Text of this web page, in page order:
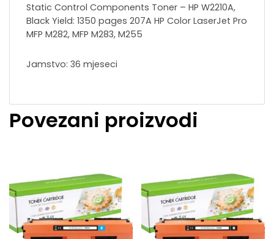
Static Control Components Toner – HP W2210A,
Black Yield: 1350 pages 207A HP Color LaserJet Pro
MFP M282, MFP M283, M255
Jamstvo: 36 mjeseci
Povezani proizvodi